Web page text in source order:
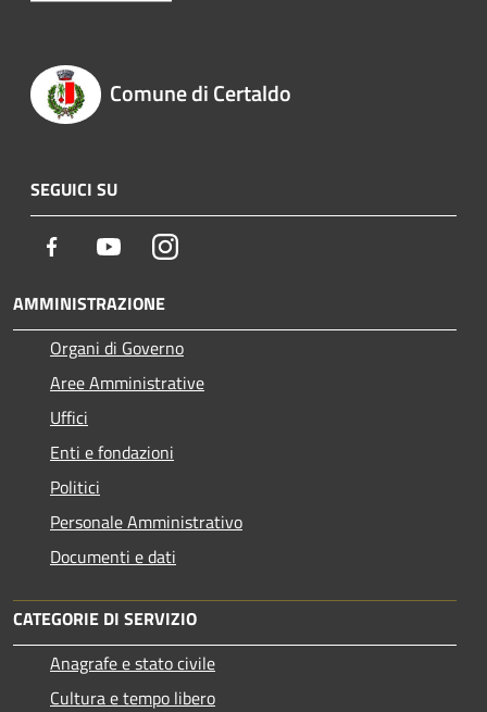
Comune di Certaldo
SEGUICI SU
Facebook YoutubeInstagram
AMMINISTRAZIONE
Organi di Governo
Aree Amministrative
Uffici
Enti e fondazioni
Politici
Personale Amministrativo
Documenti e dati
CATEGORIE DI SERVIZIO
Anagrafe e stato civile
Cultura e tempo libero